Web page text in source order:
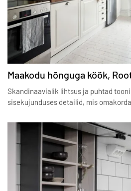
Maakodu hõnguga köök,
Skandinaavialik lihtsus ja puhtad
sisekujunduses detailid, mis